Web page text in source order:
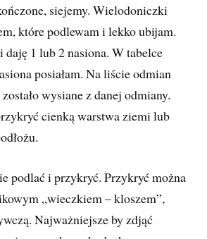
siejemy. Wielodoniczki
które podlewam i lekko ubijam.
1 lub 2 nasiona. W tabelce
posiałam. Na liście odmian
wysiane z danej odmiany.
cienką warstwa ziemi lub
podlać i przykryć. Przykryć można
„wieczkiem – kloszem”,
Najważniejsze by zdjąć